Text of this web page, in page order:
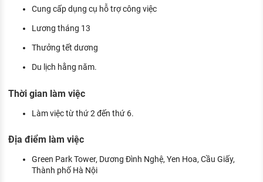
Cung cấp dụng cụ hỗ trợ công việc
Lương tháng 13
Thưởng tết dương
Du lịch hằng năm.
Thời gian làm việc
Làm việc từ thứ 2 đến thứ 6.
Địa điểm làm việc
Green Park Tower, Dương Đình Nghệ, Yen Hoa, Cầu Giấy,
Thành phố Hà Nội